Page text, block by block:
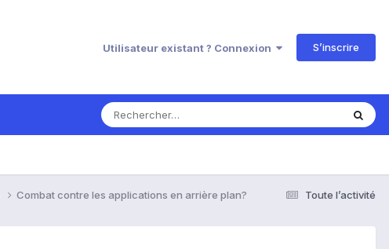
Utilisateur existant ? Connexion S’inscrire
Toute l’activité
Combat contre les applications en arrière plan?